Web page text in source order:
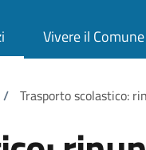
Vivere il Comune
/ Trasporto scolastico: